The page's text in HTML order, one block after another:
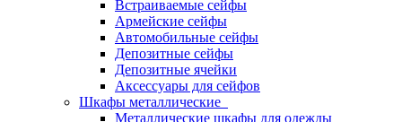
Встраиваемые сейфы
Армейские сейфы
Автомобильные сейфы
Депозитные сейфы
Депозитные ячейки
Аксессуары для сейфов
Шкафы металлические
Металлические шкафы для одежды